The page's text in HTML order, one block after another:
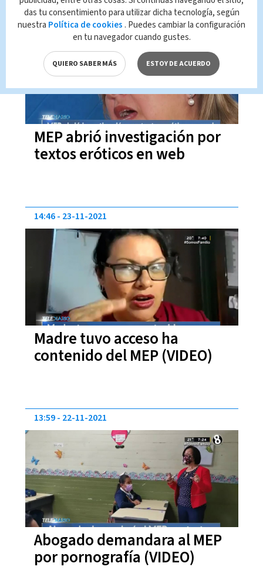
MEP abrió investigación por
textos eróticos en web
14:53 23-11-2021
Madre tuvo acceso ha
contenido del MEP (VIDEO)
14:46 23-11-2021
Abogado demandara al MEP
por pornografía (VIDEO)
13:59 22-11-2021
das tu consentimiento para utilizar dicha tecnología, según
nuestra Política de cookies . Puedes cambiar la configuración
en tu navegador cuando gustes.
QUIERO SABER MÁS ESTOY DE ACUERDO